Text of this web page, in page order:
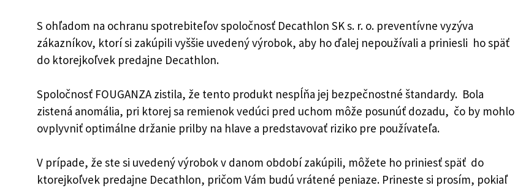
S ohľadom na ochranu spotrebiteľov spoločnosť Decathlon SK s. r. o. preventívne vyzýva
zákazníkov, ktorí si zakúpili vyššie uvedený výrobok, aby ho ďalej nepoužívali a priniesli ho späť
do ktorejkoľvek predajne Decathlon.
Spoločnosť FOUGANZA zistila, že tento produkt nespĺňa jej bezpečnostné štandardy. Bola
zistená anomália, pri ktorej sa remienok vedúci pred uchom môže posunúť dozadu, čo by mohlo
ovplyvniť optimálne držanie prilby na hlave a predstavovať riziko pre používateľa.
V prípade, že ste si uvedený výrobok v danom období zakúpili, môžete ho priniesť späť do
ktorejkoľvek predajne Decathlon, pričom Vám budú vrátené peniaze. Prineste si prosím, pokiaľ